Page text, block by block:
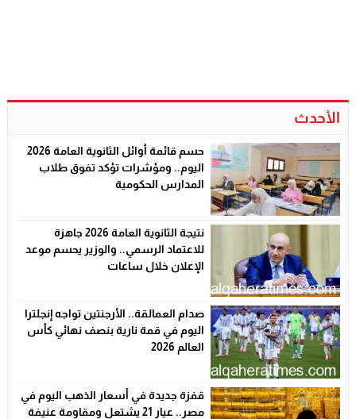
الأحدث
حسم قائمة أوائل الثانوية العامة 2026
اليوم.. ومؤشرات تؤكد تفوق طلاب
المدارس الحكومية
نتيجة الثانوية العامة 2026 جاهزة
للاعتماد الرسمي.. والوزير يحسم موعد
الإعلان خلال ساعات
صدام العمالقة.. الأرجنتين تواجه إنجلترا
اليوم في قمة نارية بنصف نهائي كأس
العالم 2026
قفزة جديدة في أسعار الذهب اليوم في
مصر.. عيار 21 يشتعل ومقاومة عنيفة